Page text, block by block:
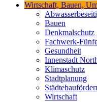
Wirtschaft, Bauen,
Bauen
Denkmalschutz
Fachwerk-
Gesundheit
Innenstadt
Klimaschutz
Stadtplanung
Wirtschaft